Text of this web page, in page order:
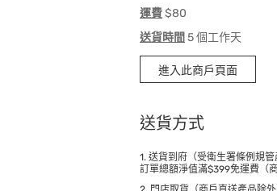
運費$80
送貨時間 5 個工作天
進入此商戶頁面
送貨方式
1. 送貨到府（受衛生署條例規管
訂單總額淨值滿$399免運費（